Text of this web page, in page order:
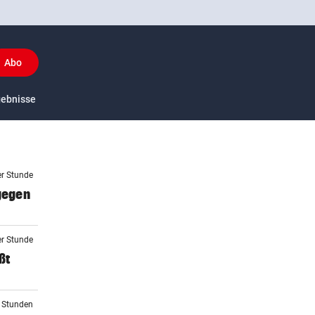
Abo
US-Sport
Stunde
Stunde